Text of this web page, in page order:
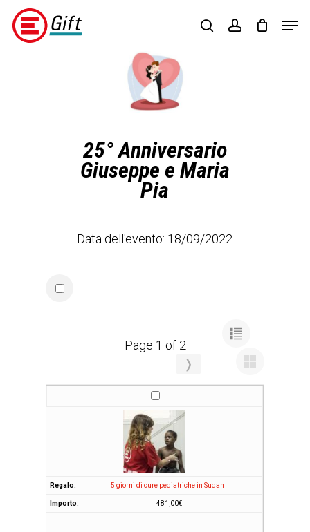
Skip
main
searchaccount
Regalisolidali
(opens
in
a
tab)
25° Anniversario
Giuseppe e Maria
Pia
Data dell'evento: 18/09/2022
Page 1 of 2
❭
5 giorni di cure pediatriche in Sudan
481,00€